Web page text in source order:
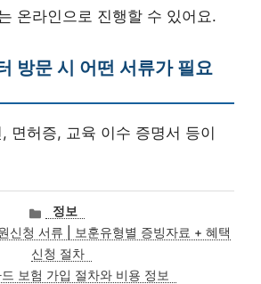
온라인으로 진행할 수 있어요.
방문 시 어떤 서류가 필요
면허증, 교육 이수 증명서 등이
카
테
고
리
정보
신청 서류 | 보훈유형별 증빙자료 + 혜택
신청 절차
보험 가입 절차와 비용 정보